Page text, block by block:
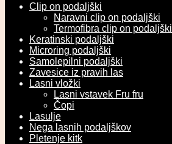
Clip on podaljški
Naravni clip on podaljški
Termofibra clip on podaljški
Keratinski podaljški
Microring podaljški
Samolepilni podaljški
Zavesice iz pravih las
Lasni vložki
Lasni vstavek Fru fru
Čopi
Lasulje
Nega lasnih podaljškov
Pletenje kitk